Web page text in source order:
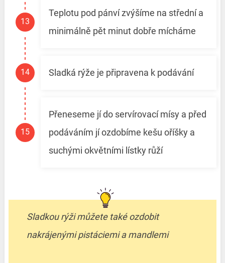
Teplotu pod pánví zvýšíme na střední a
minimálně pět minut dobře mícháme
Sladká rýže je připravena k podávání
Přeneseme jí do servírovací mísy a před
podáváním jí ozdobíme kešu oříšky a
suchými okvětními lístky růží
Sladkou rýži můžete také ozdobit
nakrájenými pistáciemi a mandlemi